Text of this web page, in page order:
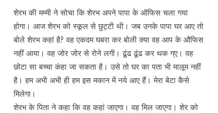
शेरभ की मम्मी ने सोचा कि शेरभ अपने पापा के ऑफिस चला गया
होगा। आज शेरभ को स्कूल से छुट्टी थी। जब उनके पापा घर आए तो
बोले शेरभ कहां है? वह एकदम घबरा कर बोली क्या वह आप के औफिस
नहीं आया। वह जोर जोर से रोने लगी। ढूंढ ढूंढ कर थक ग्ए। वह
छोटा सा बच्चा कंहा जा सकता है। उसे तो घर का पता भी मालूम नहीं
है। हम अभी अभी ही हम इस मकान में नये आए हैं। मेरा बेटा कैसे
मिलेगा।
शेरभ के पिता ने कहा कि वह कहां जाएगा। वह मिल जाएगा। शेर को